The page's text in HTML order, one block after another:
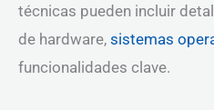
técnicas pueden incluir
de hardware, sistemas
funcionalidades clave.